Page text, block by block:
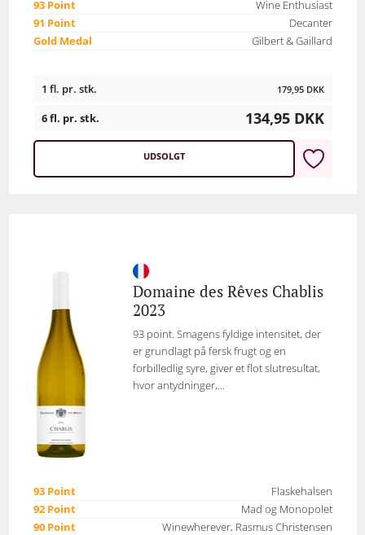
93 Point
Wine Enthusiast
91 Point
Decanter
Gold Medal
Gilbert & Gaillard
1 fl. pr. stk. 179,95 DKK
6 fl. pr. stk. 134,95 DKK
UDSOLGT
Domaine des Rêves Chablis
2023
93 point. Smagens fyldige intensitet, der
er grundlagt på fersk frugt og en
forbilledlig syre, giver et flot slutresultat,
hvor antydninger,...
93 Point
Flaskehalsen
92 Point
Mad og Monopolet
90 Point
Winewherever, Rasmus Christensen